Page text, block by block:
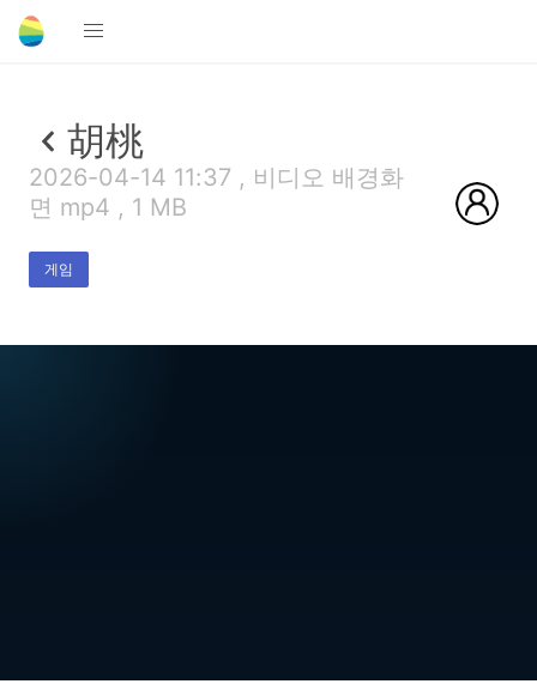
胡桃
2026-04-14 11:37 , 비디오 배경화
면 mp4 , 1 MB
게임